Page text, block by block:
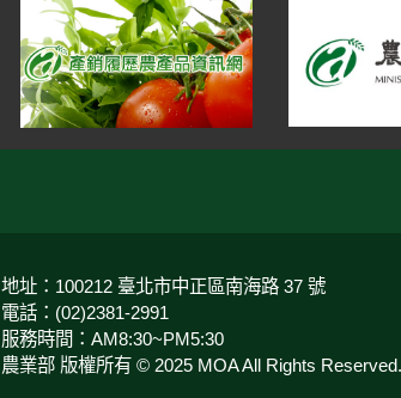
地址：100212 臺北市中正區南海路 37 號
電話：(02)2381-2991
服務時間：AM8:30~PM5:30
農業部 版權所有 © 2025 MOA All Rights Reserved.